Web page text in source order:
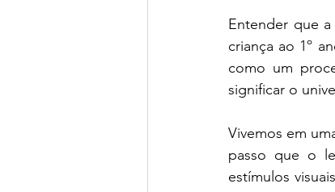
St. Nicholas School
Escola Lumiar | SchoolAdvisor
Entender que
criança ao 1º
como um
significar o
Vivemos em
passo que o
estímulos